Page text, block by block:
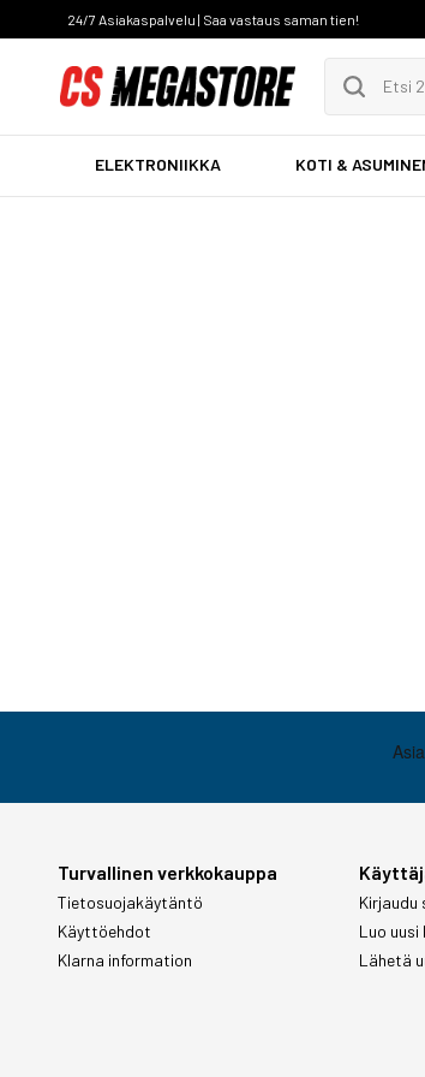
24/7 Asiakaspalvelu | Saa vastaus saman tien!
ELEKTRONIIKKA KOTI &
Turvallinen verkkokauppa
Tietosuojakäytäntö
Käyttöehdot
Klarna information
Kirjaudu
Luo
Lähetä